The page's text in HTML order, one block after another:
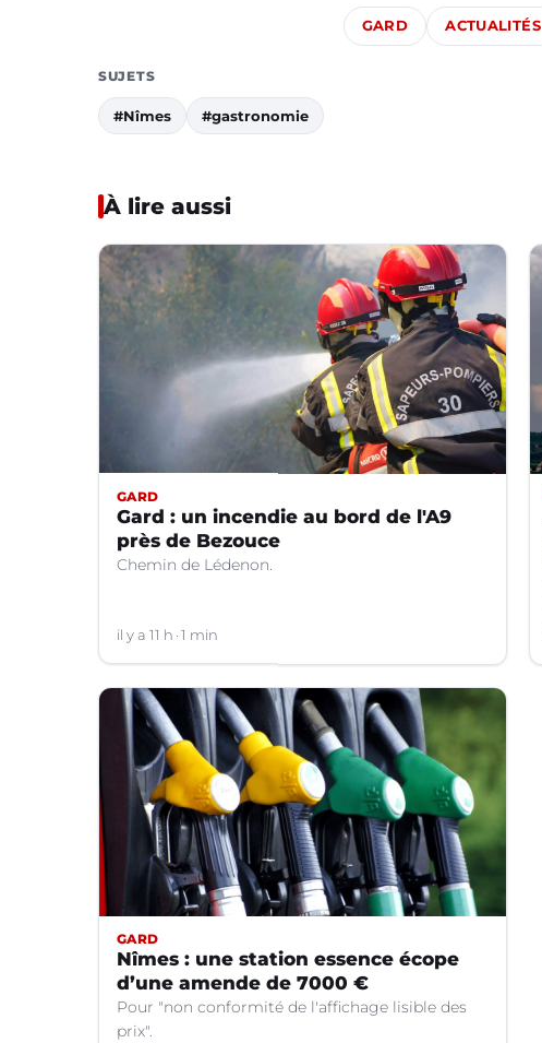
GARD ACTUALITÉS
SUJETS
#Nîmes #gastronomie
À lire aussi
GARD
Gard : un incendie au bord de l'A9
près de Bezouce
Chemin de Lédenon.
il y a 11 h 1 min
GARD
Nîmes : une station essence écope
d’une amende de 7000 €
Pour "non conformité de l'affichage lisible des
prix".